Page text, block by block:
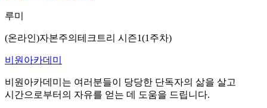
루미
(온라인)자본주의테크트리 시즌1(1주차)
비원아카데미
비원아카데미 는 여러분들이 당당한 단독자의 삶을 살고
시간으로부터의 자유를 얻는 데 도움을 드립니다.